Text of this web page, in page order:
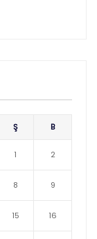
Ş B
1 2
8 9
15 16